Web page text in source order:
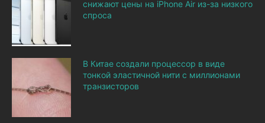
снижают цены на iPhone Air из-за низкого
спроса
В Китае создали процессор в виде
тонкой эластичной нити с миллионами
транзисторов